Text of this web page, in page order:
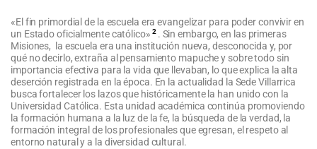
«El fin primordial de la escuela era evangelizar para poder convivir en
un Estado oficialmente católico» 2 . Sin embargo, en las primeras
Misiones, la escuela era una institución nueva, desconocida y, por
qué no decirlo, extraña al pensamiento mapuche y sobre todo sin
importancia efectiva para la vida que llevaban, lo que explica la alta
deserción registrada en la época. En la actualidad la Sede Villarrica
busca fortalecer los lazos que históricamente la han unido con la
Universidad Católica. Esta unidad académica continúa promoviendo
la formación humana a la luz de la fe, la búsqueda de la verdad, la
formación integral de los profesionales que egresan, el respeto al
entorno natural y a la diversidad cultural.